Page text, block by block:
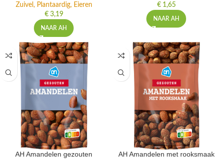
Zuivel, Plantaardig, Eieren
€3,19
NAAR AH
€1,65
NAAR AH
AH Amandelen gezouten AH Amandelen met rooksmaak